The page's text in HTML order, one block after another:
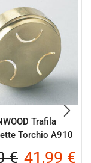
Trafila
Torchio A910
€ 41,99 €